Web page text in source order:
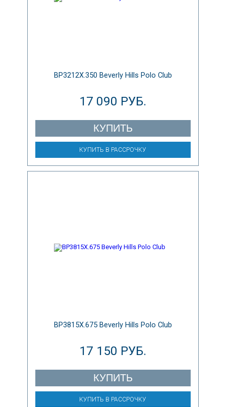
BP3212X.350 Beverly Hills Polo Club
17 090 РУБ.
КУПИТЬ
КУПИТЬ В РАССРОЧКУ
BP3815X.675 Beverly Hills Polo Club
17 150 РУБ.
КУПИТЬ
КУПИТЬ В РАССРОЧКУ